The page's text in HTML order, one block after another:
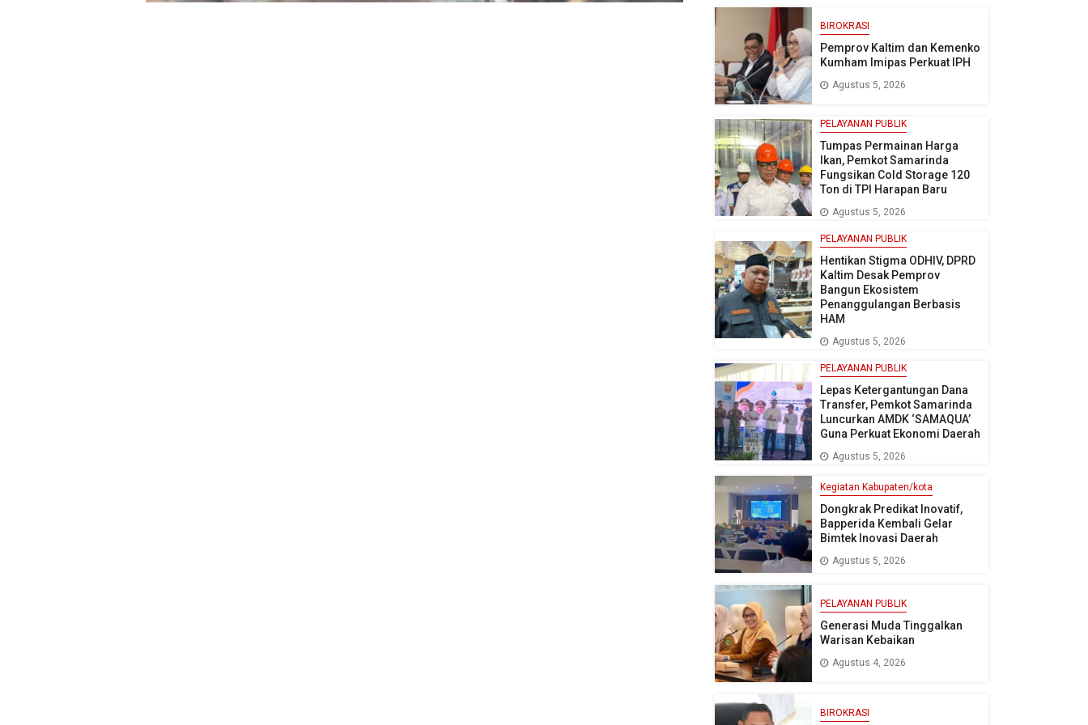
BIROKRASI
Pemprov Kaltim dan Kemenko
Kumham Imipas Perkuat IPH
Agustus 5, 2026
PELAYANAN PUBLIK
Tumpas Permainan Harga
Ikan, Pemkot Samarinda
Fungsikan Cold Storage 120
Ton di TPI Harapan Baru
Agustus 5, 2026
PELAYANAN PUBLIK
Hentikan Stigma ODHIV, DPRD
Kaltim Desak Pemprov
Bangun Ekosistem
Penanggulangan Berbasis
HAM
Agustus 5, 2026
PELAYANAN PUBLIK
Lepas Ketergantungan Dana
Transfer, Pemkot Samarinda
Luncurkan AMDK ‘SAMAQUA’
Guna Perkuat Ekonomi Daerah
Agustus 5, 2026
Kegiatan Kabupaten/kota
Dongkrak Predikat Inovatif,
Bapperida Kembali Gelar
Bimtek Inovasi Daerah
Agustus 5, 2026
PELAYANAN PUBLIK
Generasi Muda Tinggalkan
Warisan Kebaikan
Agustus 4, 2026
BIROKRASI